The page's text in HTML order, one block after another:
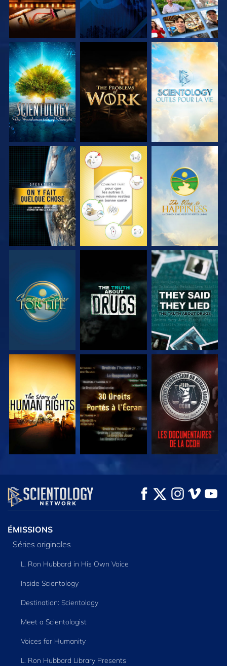
DÉCOUVRIR LES
SÉRIES
DÉCOUVRIR LES
SÉRIES
DÉCOUVRIR LES
SÉRIES
REGARDER REGARDER REGARDER
REGARDER REGARDER REGARDER
REGARDER REGARDER REGARDER
REGARDER REGARDER
DÉCOUVRIR LES
SÉRIES
ÉMISSIONS
Séries originales
L. Ron Hubbard in His Own Voice
Inside Scientology
Destination: Scientology
Meet a Scientologist
Voices for Humanity
L. Ron Hubbard Library Presents